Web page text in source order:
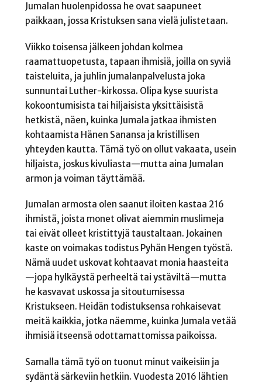
Jumalan huolenpidossa he ovat saapuneet
paikkaan, jossa Kristuksen sana vielä julistetaan.
Viikko toisensa jälkeen johdan kolmea
raamattuopetusta, tapaan ihmisiä, joilla on syviä
taisteluita, ja juhlin jumalanpalvelusta joka
sunnuntai Luther-kirkossa. Olipa kyse suurista
kokoontumisista tai hiljaisista yksittäisistä
hetkistä, näen, kuinka Jumala jatkaa ihmisten
kohtaamista Hänen Sanansa ja kristillisen
yhteyden kautta. Tämä työ on ollut vakaata, usein
hiljaista, joskus kivuliasta—mutta aina Jumalan
armon ja voiman täyttämää.
Jumalan armosta olen saanut iloiten kastaa 216
ihmistä, joista monet olivat aiemmin muslimeja
tai eivät olleet kristittyjä taustaltaan. Jokainen
kaste on voimakas todistus Pyhän Hengen työstä.
Nämä uudet uskovat kohtaavat monia haasteita
—jopa hylkäystä perheeltä tai ystäviltä—mutta
he kasvavat uskossa ja sitoutumisessa
Kristukseen. Heidän todistuksensa rohkaisevat
meitä kaikkia, jotka näemme, kuinka Jumala vetää
ihmisiä itseensä odottamattomissa paikoissa.
Samalla tämä työ on tuonut minut vaikeisiin ja
sydäntä särkeviin hetkiin. Vuodesta 2016 lähtien